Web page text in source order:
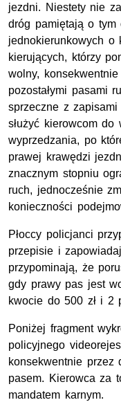
jezdni. Niestety nie
dróg pamiętają o tym
jednokierunkowych o
kierujących, którzy
wolny,
pozostałymi pasami
sprzeczne z
służyć kierowcom do
wyprzedzania, po
prawej krawędzi
znacznym stopniu
ruch, jednocześnie
konieczności
Płoccy policjanci
przepisie i
przypominają, że
gdy prawy pas jest
kwocie do 500 zł i 2
Poniżej fragment
policyjnego
konsekwentnie przez
pasem. Kierowca za
mandatem karnym.